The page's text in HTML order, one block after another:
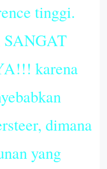
tinggi.
karena
dimana
yang